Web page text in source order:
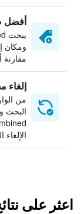
أفضل
ومكان
مقارنة
إلغاء
من
البحث
الإلغاء
اعثر على